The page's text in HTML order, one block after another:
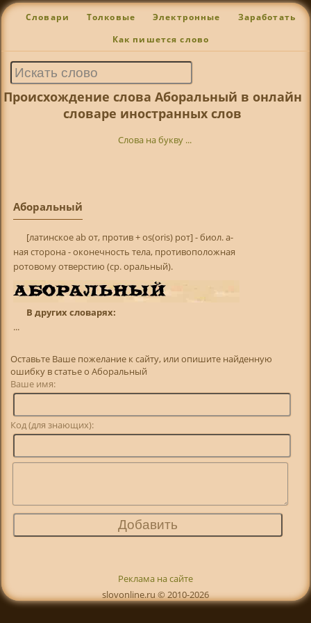
Словари Толковые Электронные Заработать
Как пишется слово
Происхождение слова Аборальный в онлайн
словаре иностранных слов
Слова на букву ...
Аборальный
[латинское ab от, против + os(oris) рот] - биол. а-
ная сторона - оконечность тела, противоположная
ротовому отверстию (ср. оральный).
В других словарях:
...
Оставьте Ваше пожелание к сайту, или опишите найденную
ошибку в статье о Аборальный
Ваше имя:
Код (для знающих):
Реклама на сайте
slovonline.ru © 2010-2026